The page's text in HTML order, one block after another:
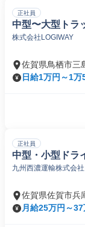
正社員
中型〜大型トラ
株式会社LOGIWAY
佐賀県鳥栖市三
日給1万円～1万
正社員
中型・小型ドラ
九州西濃運輸株式会社
佐賀県佐賀市兵
月給25万円～37